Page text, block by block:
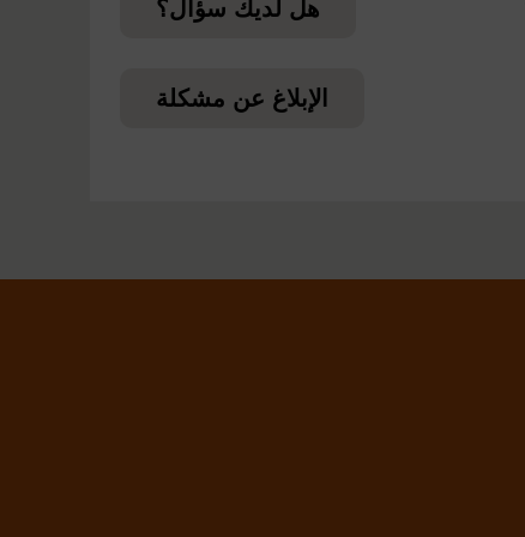
هل لديك سؤال؟
الإبلاغ عن مشكلة